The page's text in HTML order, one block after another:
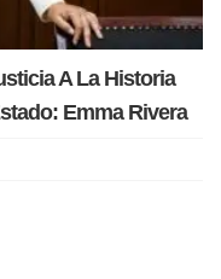
A La Historia
Emma Rivera